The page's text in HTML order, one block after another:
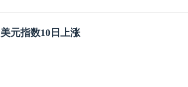
美元指数10日上涨